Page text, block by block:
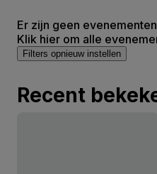
Er zijn geen
Klik hier om alle
Filters opnieuw instellen
Recent